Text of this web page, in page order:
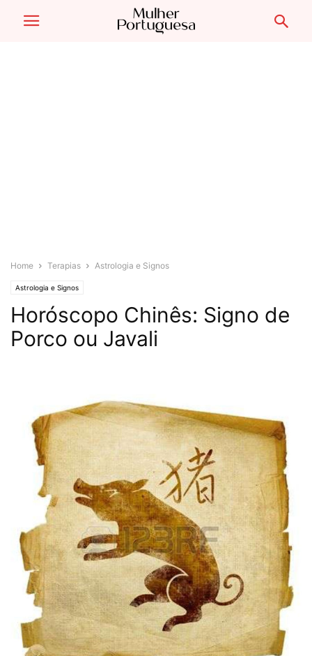
Home Terapias Astrologia e Signos
Astrologia e Signos
Horóscopo Chinês: Signo de
Porco ou Javali